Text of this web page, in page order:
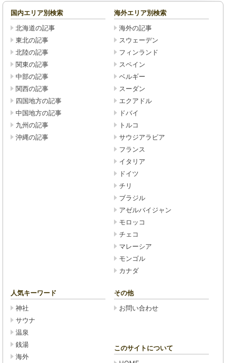
国内エリア別検索
北海道の記事
東北の記事
北陸の記事
関東の記事
中部の記事
関西の記事
四国地方の記事
中国地方の記事
九州の記事
沖縄の記事
海外エリア別検索
海外の記事
スウェーデン
フィンランド
スペイン
ベルギー
スーダン
エクアドル
ドバイ
トルコ
サウジアラビア
フランス
イタリア
ドイツ
チリ
ブラジル
アゼルバイジャン
モロッコ
チェコ
マレーシア
モンゴル
カナダ
人気キーワード
神社
サウナ
温泉
銭湯
海外
その他
お問い合わせ
このサイトについて